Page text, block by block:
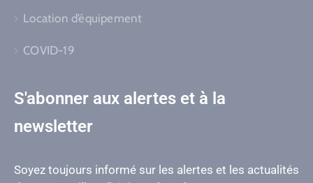
Location d’équipement
COVID-19
S'abonner aux alertes et à la
newsletter
Soyez toujours informé sur les alertes et les actualités